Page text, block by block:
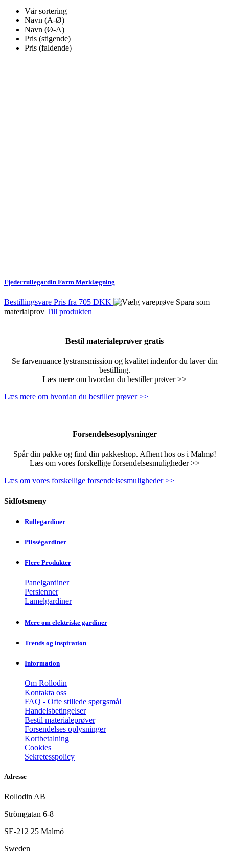
Vår sortering
Navn (A-Ø)
Navn (Ø-A)
Pris (stigende)
Pris (faldende)
Fjederrullegardin Farm Mørklægning
Bestillingsvare Pris fra 705 DKK
Spara som
materialprov Till produkten
Bestil materialeprøver gratis
Se farvenuance lystransmission og kvalitet indenfor du laver din
bestilling.
Læs mere om hvordan du bestiller prøver >>
Læs mere om hvordan du bestiller prøver >>
Forsendelsesoplysninger
Spår din pakke og find din pakkeshop. Afhent hos os i Malmø!
Læs om vores forskellige forsendelsesmuligheder >>
Læs om vores forskellige forsendelsesmuligheder >>
Sidfotsmeny
Rullegardiner
Plisségardiner
Flere Produkter
Panelgardiner
Persienner
Lamelgardiner
Mere om elektriske gardiner
Trends og inspiration
Information
Om Rollodin
Kontakta oss
FAQ - Ofte stillede spørgsmål
Handelsbetingelser
Bestil materialeprøver
Forsendelses oplysninger
Kortbetalning
Cookies
Sekretesspolicy
Adresse
Rollodin AB
Strömgatan 6-8
SE-212 25 Malmö
Sweden